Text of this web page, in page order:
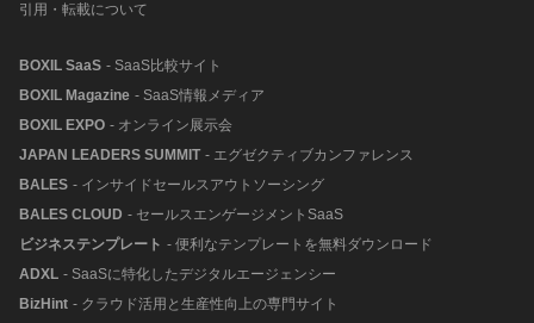
引用・転載について
BOXIL SaaS - SaaS比較サイト
BOXIL Magazine - SaaS情報メディア
BOXIL EXPO - オンライン展示会
JAPAN LEADERS SUMMIT - エグゼクティブカンファレンス
BALES - インサイドセールスアウトソーシング
BALES CLOUD - セールスエンゲージメントSaaS
ビジネステンプレート - 便利なテンプレートを無料ダウンロード
ADXL - SaaSに特化したデジタルエージェンシー
BizHint - クラウド活用と生産性向上の専門サイト